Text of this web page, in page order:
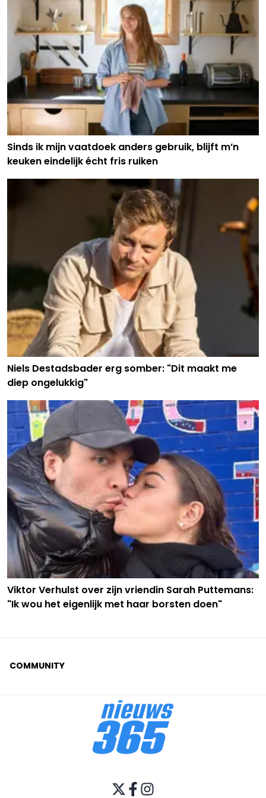
Sinds ik mijn vaatdoek anders gebruik, blijft m’n
keuken eindelijk écht fris ruiken
Niels Destadsbader erg somber: "Dit maakt me
diep ongelukkig"
Viktor Verhulst over zijn vriendin Sarah Puttemans:
"Ik wou het eigenlijk met haar borsten doen"
COMMUNITY